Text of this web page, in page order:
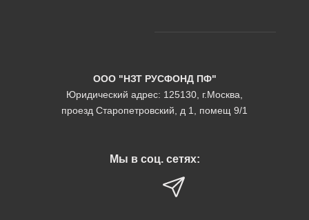
ООО "НЗТ РУСФОНД ПФ"
Юридический адрес: 125130, г.Москва,
проезд Старопетровский, д 1, помещ 9/1
Мы в соц. сетях: